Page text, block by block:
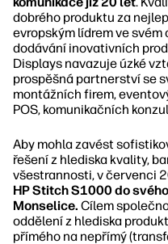
dobrého produktu za
evropským lídrem ve
dodávání inovativních
Displays navazuje úzké
prospěšná partnerství se
montážních firem,
POS, komunikačních
Aby mohla zavést
řešení z hlediska kvality,
všestrannosti, v červenci
HP Stitch S1000 do
Monselice. Cílem
oddělení z hlediska
přímého na nepřímý